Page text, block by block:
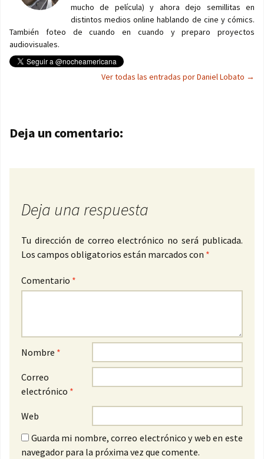
mucho de película) y ahora dejo semillitas en
distintos medios online hablando de cine y cómics.
También foteo de cuando en cuando y preparo proyectos
audiovisuales.
Ver todas las entradas por Daniel Lobato →
Navegación de entradas
Deja un comentario:
Deja una respuesta
Tu dirección de correo electrónico no será publicada.
Los campos obligatorios están marcados con *
Comentario *
Nombre *
Correo
electrónico *
Web
Guarda mi nombre, correo electrónico y web en este
navegador para la próxima vez que comente.